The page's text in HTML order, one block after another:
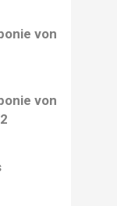
von
von